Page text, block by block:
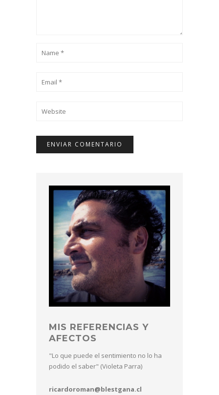
MIS REFERENCIAS Y
AFECTOS
"Lo que puede el sentimiento no lo ha
podido el saber" (Violeta Parra)
ricardoroman@blestgana.cl